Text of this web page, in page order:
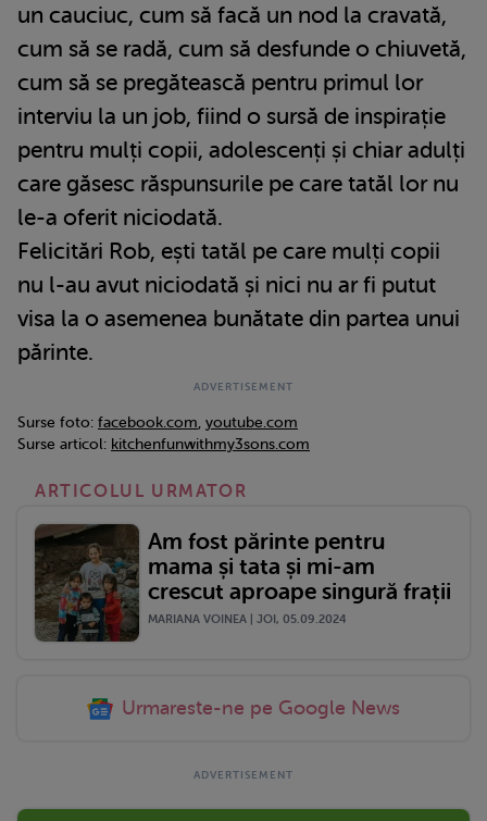
un cauciuc, cum să facă un nod la cravată,
cum să se radă, cum să desfunde o chiuvetă,
cum să se pregătească pentru primul lor
interviu la un job, fiind o sursă de inspirație
pentru mulți copii, adolescenți și chiar adulți
care găsesc răspunsurile pe care tatăl lor nu
le-a oferit niciodată.
Felicitări Rob, ești tatăl pe care mulți copii
nu l-au avut niciodată și nici nu ar fi putut
visa la o asemenea bunătate din partea unui
părinte.
Surse foto: facebook.com youtube.com
Surse articol: kitchenfunwithmy3sons.com
ARTICOLUL URMATOR
Am fost părinte pentru
mama și tata și mi-am
crescut aproape singură frații
MARIANA VOINEA | JOI, 05.09.2024
Urmareste-ne pe Google News